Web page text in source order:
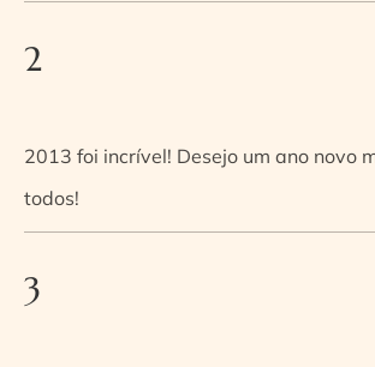
2
2013 foi incrível! Desejo um ano novo
todos!
3